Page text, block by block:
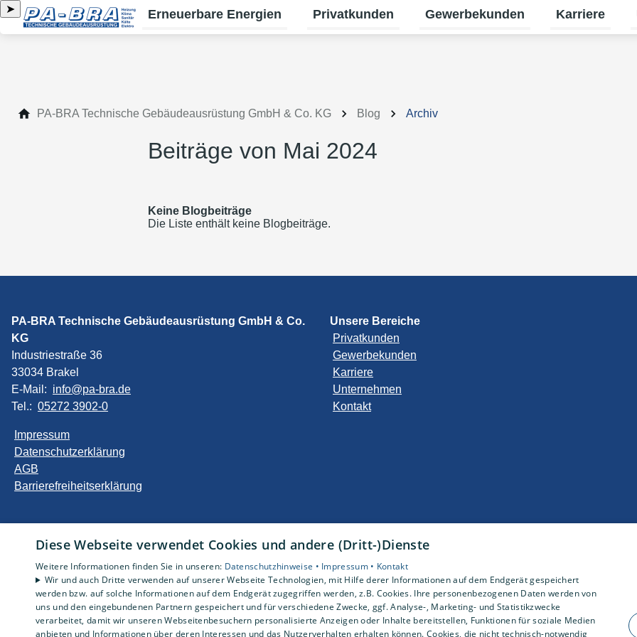
➤ Erneuerbare Energien
Untermenü für Erneuerbare Energien umschalten
Privatkunden
Untermenü für Privatkunden
Gewerbekunden
Untermenü für
Karriere
PA-BRA Technische Gebäudeausrüstung GmbH & Co. KG Blog Archiv
Beiträge von Mai 2024
Keine Blogbeiträge
Die Liste enthält keine Blogbeiträge.
PA-BRA Technische Gebäudeausrüstung GmbH & Co.
KG
Industriestraße 36
33034 Brakel
E-Mail: info@pa-bra.de
Tel.: 05272 3902-0
Impressum
Datenschutzerklärung
AGB
Barrierefreiheitserklärung
Unsere Bereiche
Privatkunden
Gewerbekunden
Karriere
Unternehmen
Kontakt
Diese Webseite verwendet Cookies und andere (Dritt-)Dienste
Weitere Informationen finden Sie in unseren: Datenschutzhinweise • Impressum • Kontakt
Wir und auch Dritte verwenden auf unserer Webseite Technologien, mit Hilfe derer Informationen auf dem Endgerät gespeichert
werden bzw. auf solche Informationen auf dem Endgerät zugegriffen werden, z.B. Cookies. Ihre personenbezogenen Daten werden von
uns und den eingebundenen Partnern gespeichert und für verschiedene Zwecke, ggf. Analyse-, Marketing- und Statistikzwecke
verarbeitet, damit wir unseren Webseitenbesuchern personalisierte Anzeigen oder Inhalte bereitstellen, Funktionen für soziale Medien
anbieten und Informationen über deren Interessen und das Nutzerverhalten erhalten können. Cookies, die nicht technisch-notwendig